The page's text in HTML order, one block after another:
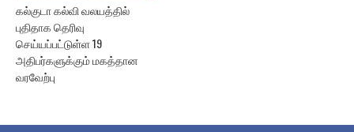
கல்குடா கல்வி வலயத்தில்
புதிதாக தெரிவு
செய்யப்பட்டுள்ள 19
அதிபர்களுக்கும் மகத்தான
வரவேற்பு